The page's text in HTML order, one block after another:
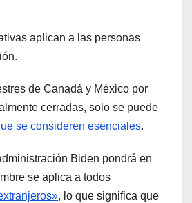
aplican a las personas
de Canadá y México por
cerradas, solo se puede
se consideren esenciales.
Biden pondrá en
se aplica a todos
, lo que significa que